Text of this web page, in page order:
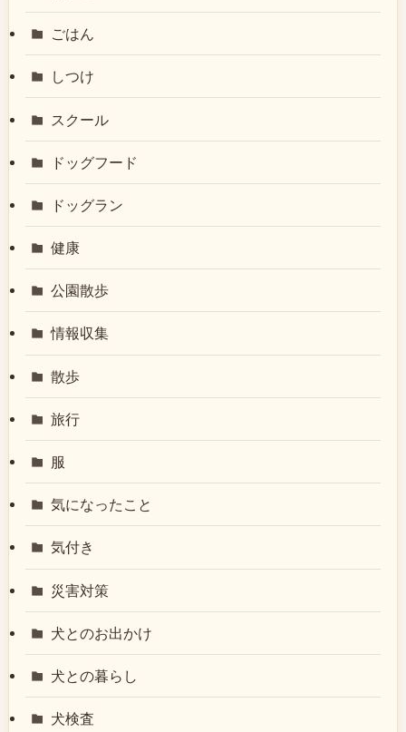
ごはん
しつけ
スクール
ドッグフード
ドッグラン
健康
公園散歩
情報収集
散歩
旅行
服
気になったこと
気付き
災害対策
犬とのお出かけ
犬との暮らし
犬検査